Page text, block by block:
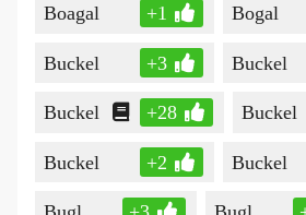
Boagal +1 Bogal
Buckel +3 Buckel
Buckel +28 Buckel
Buckel +2 Buckel